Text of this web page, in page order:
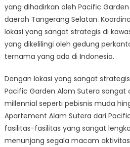
yang dihadirkan oleh Pacific
daerah Tangerang Selatan.
lokasi yang sangat strategis di
yang dikelilingi oleh gedung
ternama yang ada di Indonesia.
Dengan lokasi yang sangat
Pacific Garden Alam Sutera sangat
millennial seperti pebisnis muda
Apartement Alam Sutera dari
fasilitas-fasilitas yang sangat
menunjang segala macam